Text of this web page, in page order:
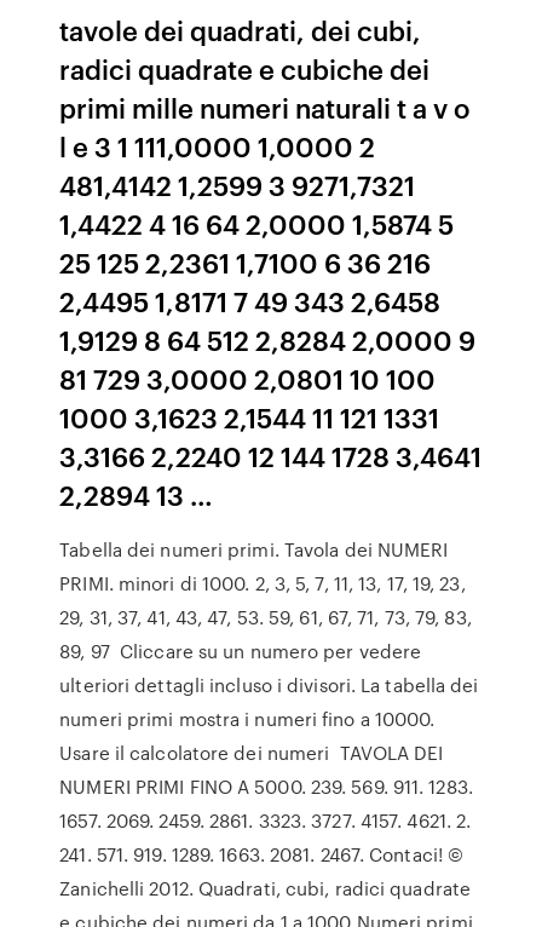
tavole dei quadrati, dei cubi,
radici quadrate e cubiche dei
primi mille numeri naturali t a v o
l e 3 1 111,0000 1,0000 2
481,4142 1,2599 3 9271,7321
1,4422 4 16 64 2,0000 1,5874 5
25 125 2,2361 1,7100 6 36 216
2,4495 1,8171 7 49 343 2,6458
1,9129 8 64 512 2,8284 2,0000 9
81 729 3,0000 2,0801 10 100
1000 3,1623 2,1544 11 121 1331
3,3166 2,2240 12 144 1728 3,4641
2,2894 13 …
Tabella dei numeri primi. Tavola dei NUMERI
PRIMI. minori di 1000. 2, 3, 5, 7, 11, 13, 17, 19, 23,
29, 31, 37, 41, 43, 47, 53. 59, 61, 67, 71, 73, 79, 83,
89, 97 Cliccare su un numero per vedere
ulteriori dettagli incluso i divisori. La tabella dei
numeri primi mostra i numeri fino a 10000.
Usare il calcolatore dei numeri TAVOLA DEI
NUMERI PRIMI FINO A 5000. 239. 569. 911. 1283.
1657. 2069. 2459. 2861. 3323. 3727. 4157. 4621. 2.
241. 571. 919. 1289. 1663. 2081. 2467. Contaci! ©
Zanichelli 2012. Quadrati, cubi, radici quadrate
e cubiche dei numeri da 1 a 1000 Numeri primi